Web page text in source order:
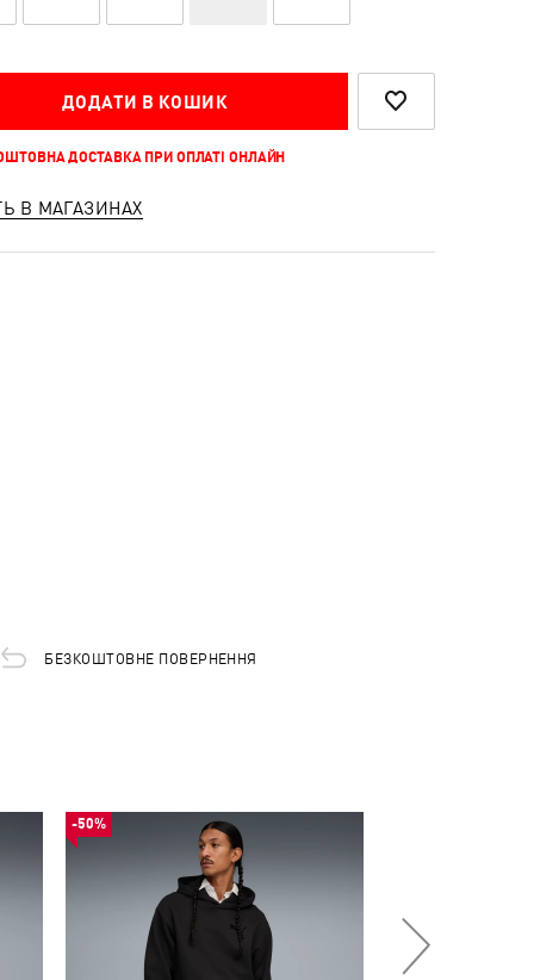
ДОДАТИ В КОШИК
ДОСТАВКА ПРИ ОПЛАТІ ОНЛАЙН
В МАГАЗИНАХ
БЕЗКОШТОВНЕ ПОВЕРНЕННЯ
-50%